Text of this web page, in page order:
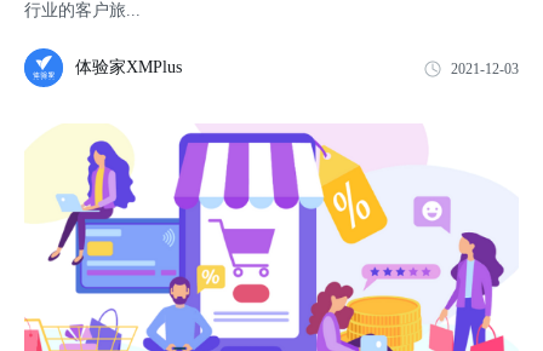
行业的客户旅...
体验家XMPlus 2021-12-03